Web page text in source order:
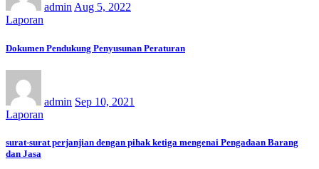
admin Aug 5, 2022
Laporan
Dokumen Pendukung Penyusunan Peraturan
admin Sep 10, 2021
Laporan
surat-surat perjanjian dengan pihak ketiga mengenai Pengadaan Barang
dan Jasa